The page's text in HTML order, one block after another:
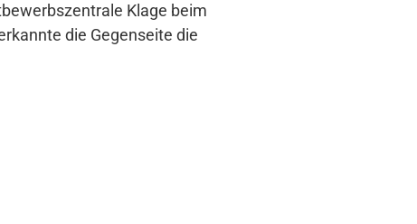
Klage beim
die Gegenseite die